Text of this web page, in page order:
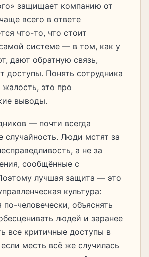
защищает компанию от
всего в ответе
что-то, что стоит
системе — в том, как у
дают обратную связь,
доступы. Понять сотрудника
это про
выводы.
— почти всегда
случайность. Люди мстят за
а не за
сообщённые с
лучшая защита — это
культура:
по-человечески, объяснять
людей и заранее
все критичные доступы в
месть всё же случилась